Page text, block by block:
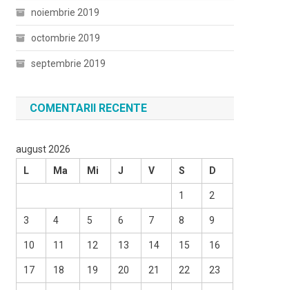
noiembrie 2019
octombrie 2019
septembrie 2019
COMENTARII RECENTE
august 2026
L
Ma Mi J V S D
1 2
3 4 5 6 7 8 9
10 11 12 13 14 15 16
17 18 19 20 21 22 23